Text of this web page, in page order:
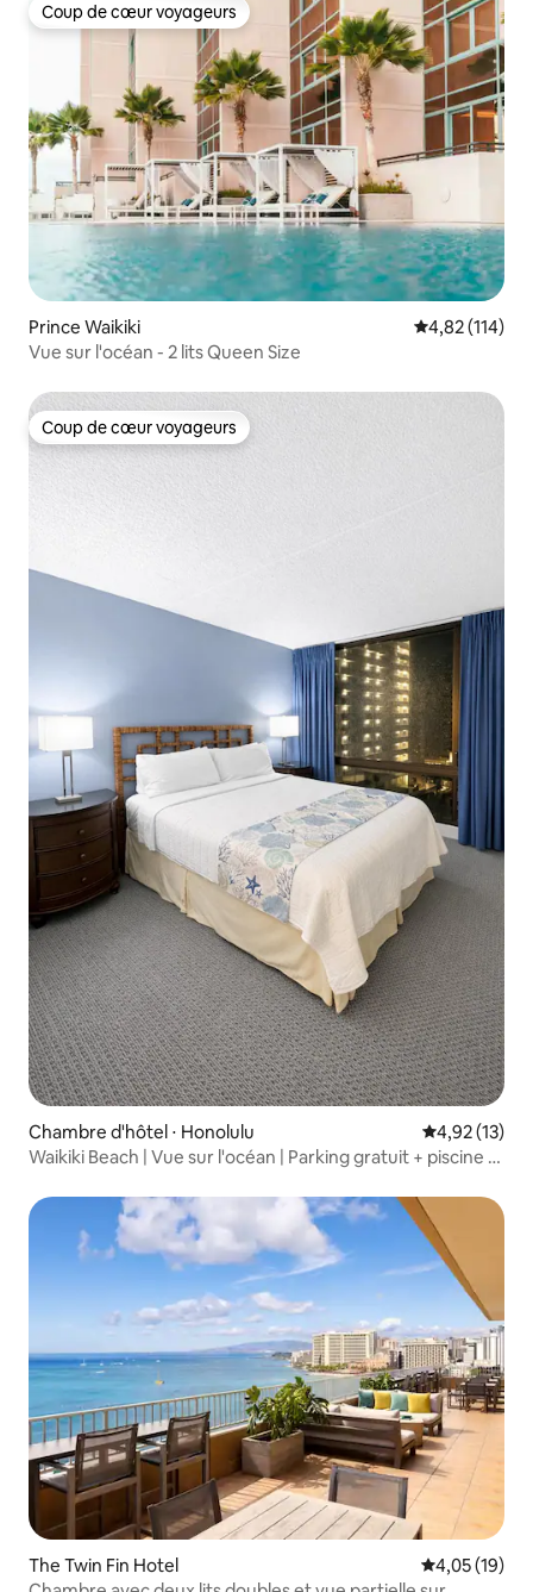
Coup de cœur voyageurs
Coup de cœur voyageurs
Prince Waikiki Évaluation
4,82 (114)
Vue sur l'océan - 2 lits Queen Size
Coup de cœur voyageurs
Coup de cœur voyageurs
Chambre d'hôtel ⋅ Honolulu Évaluation
4,92 (13)
Waikiki Beach | Vue sur l'océan | Parking gratuit + piscine |
The Twin Fin Hotel Évaluation
4,05 (19)